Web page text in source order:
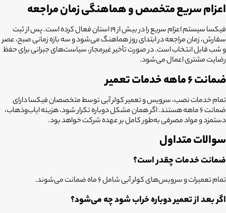
اعزام سریع متخصص و هماهنگی زمان مراجعه
فیکسا سیستم اعزام سریع را در بیش از ۱۹ استان فعال کرده است. پس از ثبت
سفارش، زمان مراجعه در ابتدای روز هماهنگ می‌شود و سه بازه زمانی صبح، عصر
و شب قابل انتخاب است. در صورت تأخیر غیرمجاز، سیاست‌های جبرانی برای حفظ
رضایت مشتری اعمال می‌شود.
ضمانت ۶ ماهه خدمات تعمیر
تمام خدمات نصب، سرویس و تعمیر کولر آبی توسط متخصصان فیکسا دارای
ضمانت ۶ ماهه هستند. اگر همان مشکل دوباره تکرار شود، هزینه ایاب‌وذهاب،
دستمزد و مواد مصرفی به‌طور کامل بر عهده شرکت خواهد بود.
سوالات متداول
ضمانت خدمات چقدر است؟
تمام تعمیرات و سرویس‌های کولر آبی شامل ۶ ماه ضمانت می‌شوند.
اگر بعد از تعمیر دوباره خراب شود چه می‌شود؟